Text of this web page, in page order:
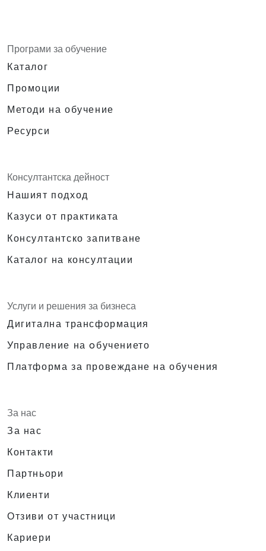
Програми за обучение
Каталог
Промоции
Методи на обучение
Ресурси
Консултантска дейност
Нашият подход
Казуси от практиката
Консултантско запитване
Каталог на консултации
Услуги и решения за бизнеса
Дигитална трансформация
Управление на oбучението
Платформа за провеждане на обучения
За нас
За нас
Контакти
Партньори
Клиенти
Отзиви от участници
Кариери